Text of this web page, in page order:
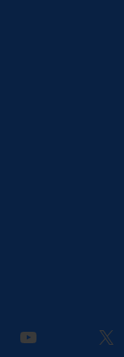
youtube X